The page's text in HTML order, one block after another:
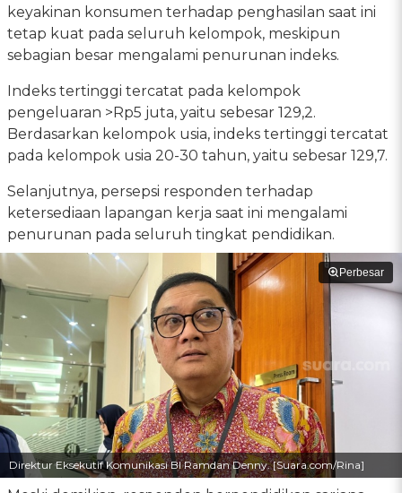
keyakinan konsumen terhadap penghasilan saat ini
tetap kuat pada seluruh kelompok, meskipun
sebagian besar mengalami penurunan indeks.
Indeks tertinggi tercatat pada kelompok
pengeluaran >Rp5 juta, yaitu sebesar 129,2.
Berdasarkan kelompok usia, indeks tertinggi tercatat
pada kelompok usia 20-30 tahun, yaitu sebesar 129,7.
Selanjutnya, persepsi responden terhadap
ketersediaan lapangan kerja saat ini mengalami
penurunan pada seluruh tingkat pendidikan.
Perbesar
Direktur Eksekutif Komunikasi BI Ramdan Denny. [Suara.com/Rina]